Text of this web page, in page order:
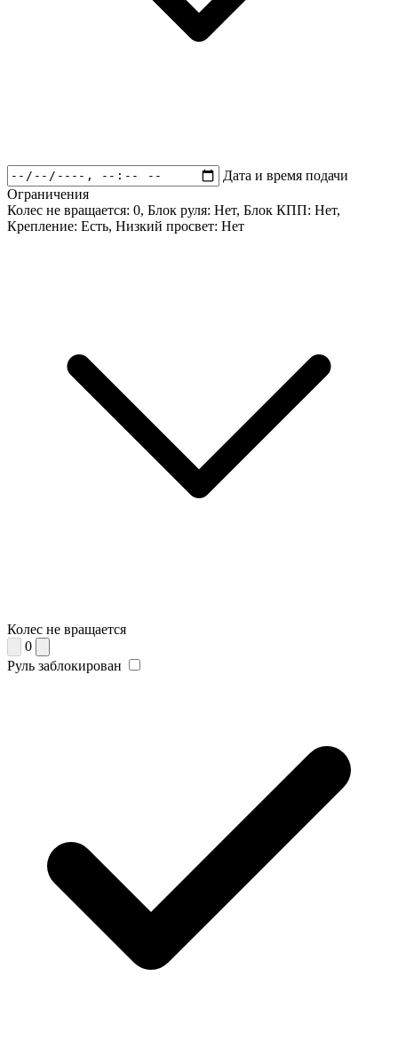
Дата и время подачи
Ограничения
Колес не вращается: 0, Блок руля: Нет, Блок КПП: Нет,
Крепление: Есть, Низкий просвет: Нет
Колес не вращается
0
Руль заблокирован